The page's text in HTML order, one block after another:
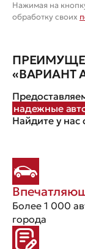
Нажимая на
обработку своих
«ВАРИАНТ
надежные
Найдите у
Более 1 000
города